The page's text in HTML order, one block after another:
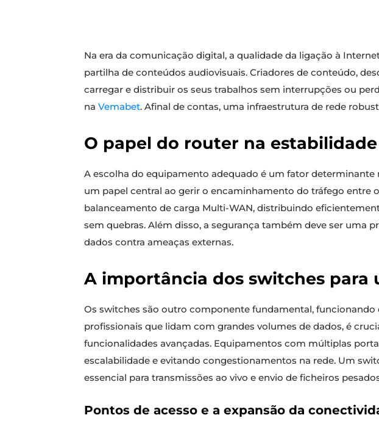
Na era da comunicação digital, a qualidade da ligação à
partilha de conteúdos audiovisuais. Criadores de conteúdo,
carregar e distribuir os seus trabalhos sem interrupções ou
na Vemabet. Afinal de contas, uma infraestrutura de rede
O papel do router na
A escolha do equipamento adequado é um fator
um papel central ao gerir o encaminhamento do tráfego entre
balanceamento de carga Multi-WAN, distribuindo
sem quebras. Além disso, a segurança também deve ser uma
dados contra ameaças externas.
A importância dos switches para
Os switches são outro componente fundamental,
profissionais que lidam com grandes volumes de dados, é
funcionalidades avançadas. Equipamentos com múltiplas
escalabilidade e evitando congestionamentos na rede. Um
essencial para transmissões ao vivo e envio de ficheiros
Pontos de acesso e a expansão da